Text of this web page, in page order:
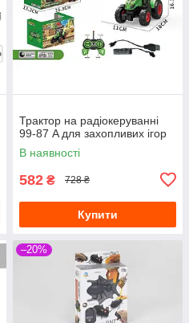
Трактор на радіокеруванні
99-87 A для захопливих ігор
В наявності
582 ₴ 728 ₴
Купити
–20%